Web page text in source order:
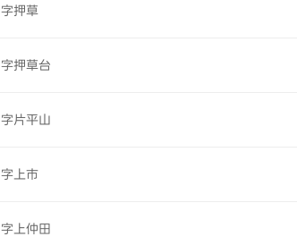
字押草
字押草台
字片平山
字上市
字上仲田